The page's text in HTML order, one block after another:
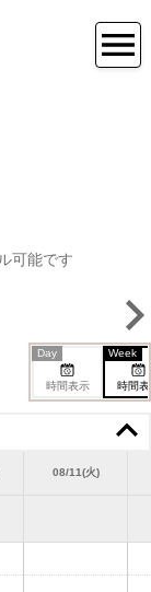
可能です
時間表示
Day
時間
Week
08/11(火)